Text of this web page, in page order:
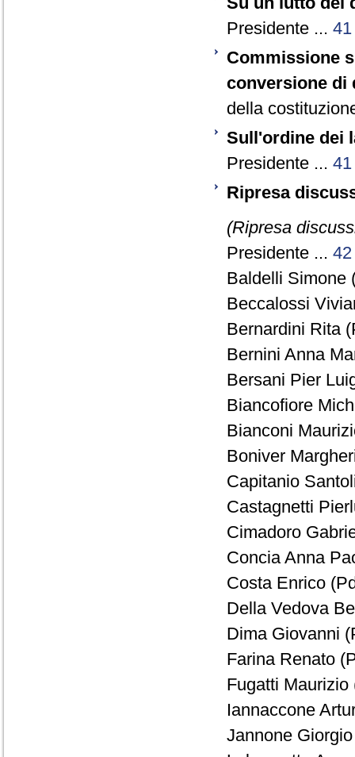
Presidente ... 41
Commissione
conversione di
della
Sull'ordine dei
Presidente ... 41
Ripresa
(Ripresa
Presidente ... 42
Baldelli Simone
Beccalossi
Bernardini Rita
Bernini Anna
Bersani Pier
Biancofiore
Bianconi
Boniver
Capitanio
Castagnetti
Cimadoro
Concia Anna
Costa Enrico
Della Vedova
Dima Giovanni
Farina Renato
Fugatti
Iannaccone
Jannone